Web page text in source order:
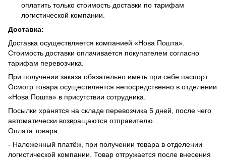
оплатить только стоимость доставки по тарифам
логистической компании.
Доставка:
Доставка осуществляется компанией «Нова Пошта».
Стоимость доставки оплачивается покупателем согласно
тарифам перевозчика.
При получении заказа обязательно иметь при себе паспорт.
Осмотр товара осуществляется непосредственно в отделении
«Нова Пошта» в присутствии сотрудника.
Посылки хранятся на складе перевозчика 5 дней, после чего
автоматически возвращаются отправителю.
Оплата товара:
- Наложенный платёж, при получении товара в отделении
логистической компании. Товар отгружается после внесения